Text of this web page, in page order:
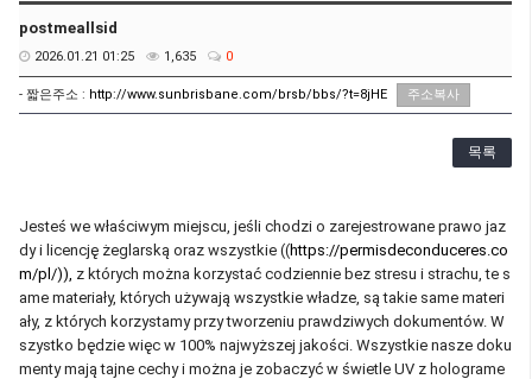
postmeallsid
2026.01.21 01:25 1,635 0
- 짧은주소 : http://www.sunbrisbane.com/brsb/bbs/?t=8jHE 주소복사
목록
Jesteś we właściwym miejscu, jeśli chodzi o zarejestrowane prawo jaz
dy i licencję żeglarską oraz wszystkie ((https://permisdeconduceres.co
m/pl/)), z których można korzystać codziennie bez stresu i strachu, te s
ame materiały, których używają wszystkie władze, są takie same materi
ały, z których korzystamy przy tworzeniu prawdziwych dokumentów. W
szystko będzie więc w 100% najwyższej jakości. Wszystkie nasze doku
menty mają tajne cechy i można je zobaczyć w świetle UV z holograme